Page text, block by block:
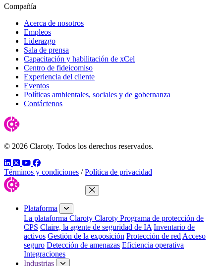
Compañía
Acerca de nosotros
Empleos
Liderazgo
Sala de prensa
Capacitación y habilitación de xCel
Centro de fideicomiso
Experiencia del cliente
Eventos
Políticas ambientales, sociales y de gobernanza
Contáctenos
© 2026 Claroty. Todos los derechos reservados.
LinkedIn
TwitterYouTube
Facebook
Términos y condiciones / Política de privacidad
Cerrar menú
Plataforma
La plataforma Claroty Claroty Programa de protección de
CPS Claire, la agente de seguridad de IA Inventario de
activos Gestión de la exposición Protección de red Acceso
seguro Detección de amenazas Eficiencia operativa
Integraciones
Industrias